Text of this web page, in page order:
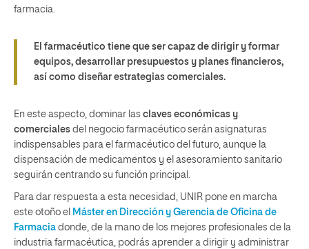
farmacia.
El farmacéutico tiene que ser capaz de dirigir y formar
equipos, desarrollar presupuestos y planes financieros,
así como diseñar estrategias comerciales.
En este aspecto, dominar las claves económicas y
comerciales del negocio farmacéutico serán asignaturas
indispensables para el farmacéutico del futuro, aunque la
dispensación de medicamentos y el asesoramiento sanitario
seguirán centrando su función principal.
Para dar respuesta a esta necesidad, UNIR pone en marcha
este otoño el Máster en Dirección y Gerencia de Oficina de
Farmacia donde, de la mano de los mejores profesionales de la
industria farmacéutica, podrás aprender a dirigir y administrar